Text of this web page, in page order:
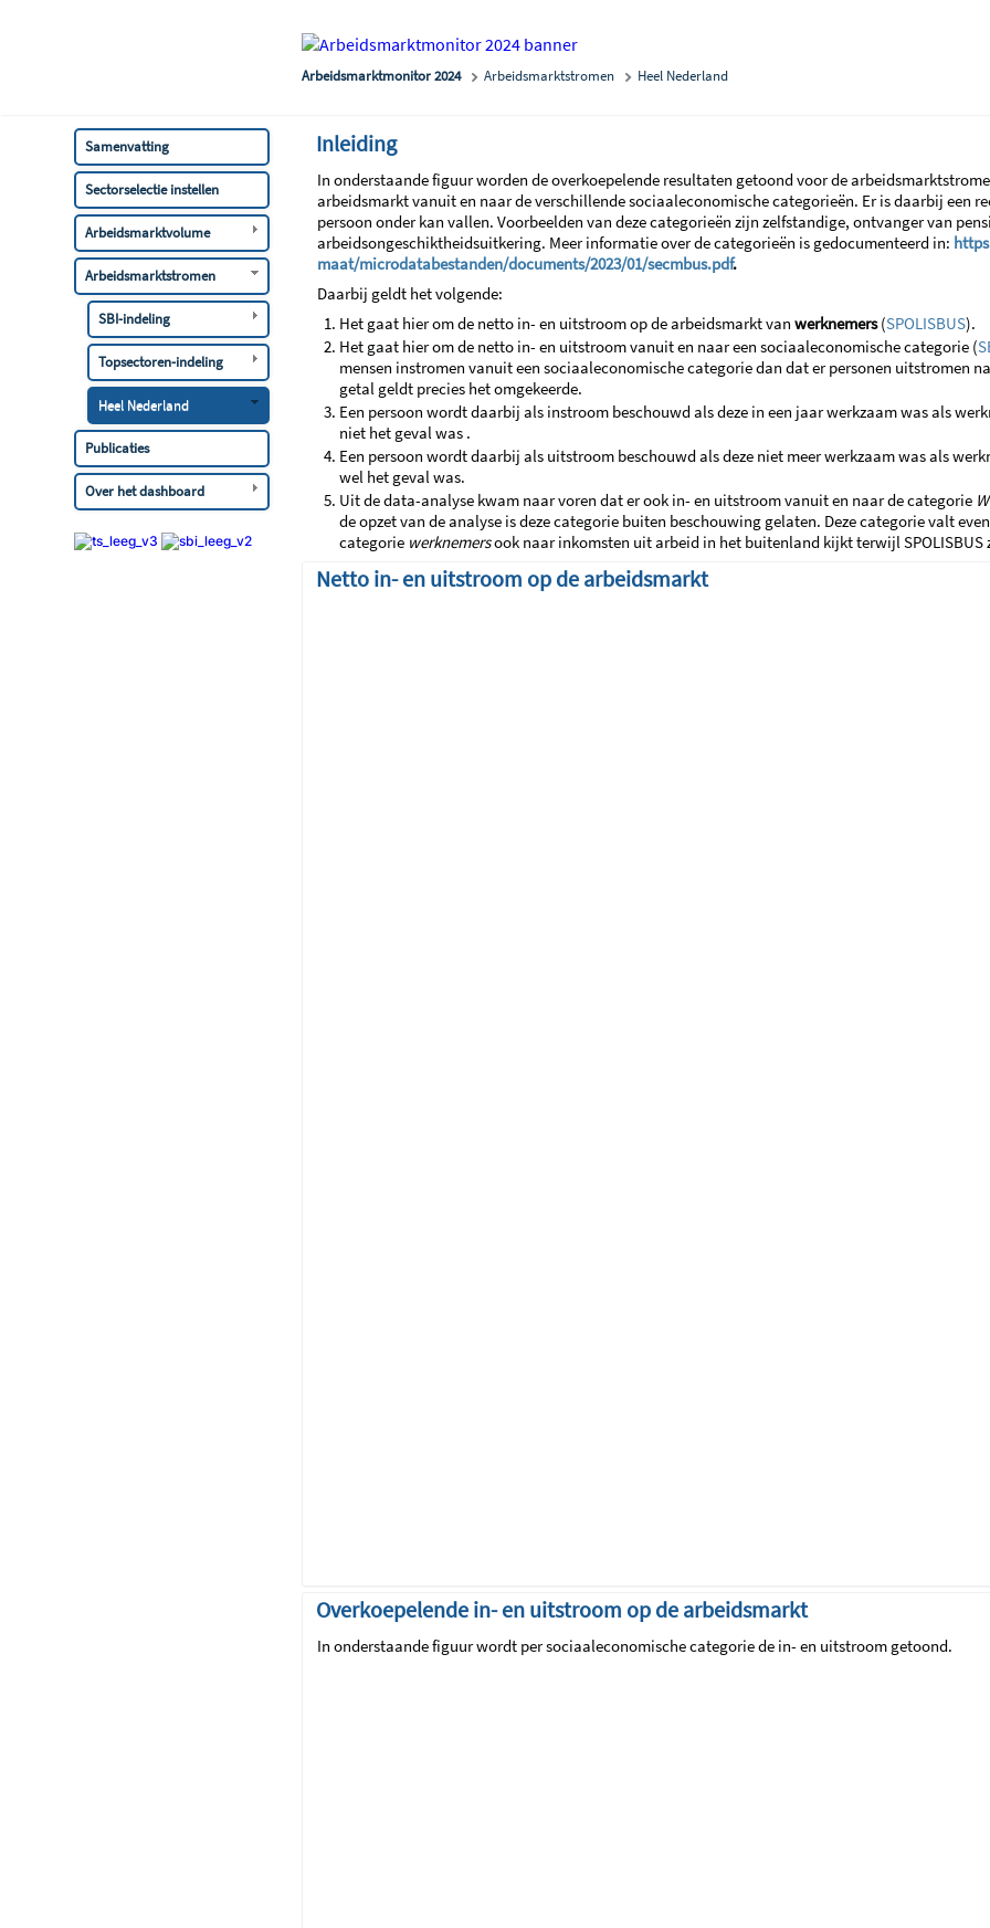
Arbeidsmarktmonitor 2024 Arbeidsmarktstromen Heel Nederland
Samenvatting
Sectorselectie instellen
Arbeidsmarktvolume
Arbeidsmarktstromen
SBI-indeling
Topsectoren-indeling
Heel Nederland
Publicaties
Over het dashboard
Inleiding
In onderstaande figuur worden de overkoepelende resultaten getoond voor de
arbeidsmarkt vanuit en naar de verschillende sociaaleconomische categorieën. Er is daarbij een
persoon onder kan vallen. Voorbeelden van deze categorieën zijn zelfstandige, ontvanger van
arbeidsongeschiktheidsuitkering. Meer informatie over de categorieën is gedocumenteerd in:
maat/microdatabestanden/documents/2023/01/secmbus.pdf.
Daarbij geldt het volgende:
Het gaat hier om de netto in- en uitstroom op de arbeidsmarkt van werknemers(SPOLISBUS).
Het gaat hier om de netto in- en uitstroom vanuit en naar een sociaaleconomische categorie (
mensen instromen vanuit een sociaaleconomische categorie dan dat er personen uitstromen
getal geldt precies het omgekeerde.
Een persoon wordt daarbij als instroom beschouwd als deze in een jaar werkzaam was als
niet het geval was .
Een persoon wordt daarbij als uitstroom beschouwd als deze niet meer werkzaam was als
wel het geval was.
Uit de data-analyse kwam naar voren dat er ook in- en uitstroom vanuit en naar de categorie
de opzet van de analyse is deze categorie buiten beschouwing gelaten. Deze categorie valt
categorie werknemersook naar inkomsten uit arbeid in het buitenland kijkt terwijl
Netto in- en uitstroom op de arbeidsmarkt
Overkoepelende in- en uitstroom op de arbeidsmarkt
In onderstaande figuur wordt per sociaaleconomische categorie de in- en uitstroom getoond.